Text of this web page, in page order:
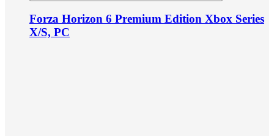
Forza Horizon 6 Premium Edition Xbox Series
X/S, PC